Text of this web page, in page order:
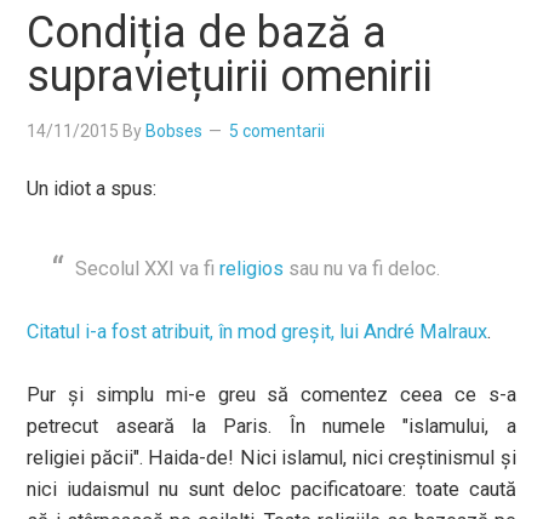
Condiția de bază a
supraviețuirii omenirii
14/11/2015 By Bobses 5 comentarii
Un idiot a spus:
Secolul XXI va fireligios sau nu va fi deloc.
Citatul i-a fost atribuit, în mod greșit, lui André Malraux.
Pur și simplu mi-e greu să comentez ceea ce s-a
petrecut aseară la Paris. În numele "islamului, a
religiei păcii". Haida-de! Nici islamul, nici creștinismul și
nici iudaismul nu sunt deloc pacificatoare: toate caută